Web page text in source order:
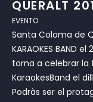
QUERALT
EVENTO
Santa Coloma de
KARAOKES BAND
torna a celebrar
KaraokesBand el
Podràs ser el